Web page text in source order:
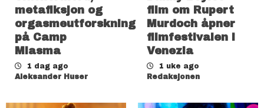
metafiksjon og
orgasmeutforskning
på Camp
Miasma
1 dag ago
Aleksander Huser
film om Rupert
Murdoch åpner
filmfestivalen i
Venezia
1 uke ago
Redaksjonen